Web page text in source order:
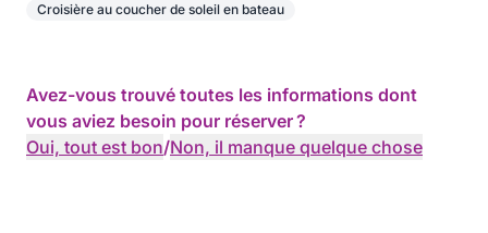
Croisière au coucher de soleil en bateau
Avez-vous trouvé toutes les informations dont
vous aviez besoin pour réserver ?
Oui, tout est bon/Non, il manque quelque chose